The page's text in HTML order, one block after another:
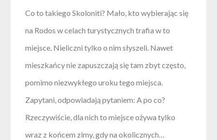
Co to takiego Skoloniti? Mało, kto wybierając się
na Rodos w celach turystycznych trafia w to
miejsce. Nieliczni tylko o nim słyszeli. Nawet
mieszkańcy nie zapuszczają się tam zbyt często,
pomimo niezwykłego uroku tego miejsca.
Zapytani, odpowiadają pytaniem: A po co?
Rzeczywiście, dla nich to miejsce ożywa tylko
wraz z końcem zimy, gdy na okolicznych…